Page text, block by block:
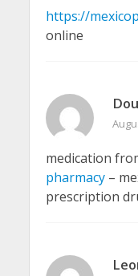
https://
online
medication
pharmacy–
prescription